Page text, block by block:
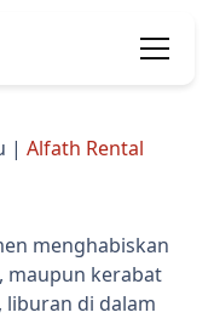
| Alfath Rental
menghabiskan
maupun kerabat
di dalam